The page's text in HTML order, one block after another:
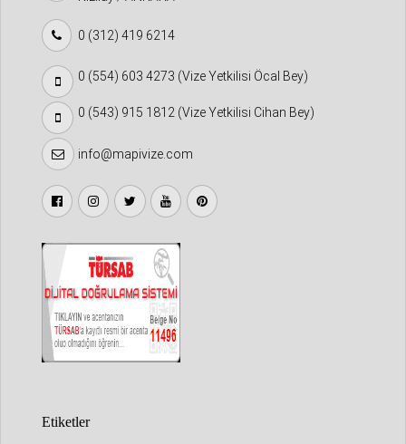
0 (312) 419 6214
0 (554) 603 4273 (Vize Yetkilisi Öcal Bey)
0 (543) 915 1812 (Vize Yetkilisi Cihan Bey)
info@mapivize.com
Etiketler